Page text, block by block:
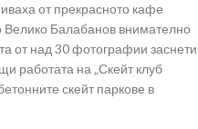
от прекрасното кафе
Велико Балабанов внимателно
от над 30 фотографии заснети
работата на „Скейт клуб
скейт паркове в